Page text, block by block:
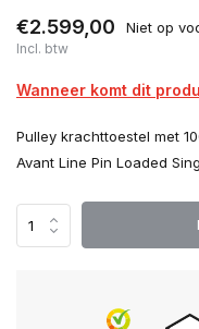
€2.599,00 Niet op
Incl. btw
Wanneer komt dit
Pulley krachttoestel met
Avant Line Pin Loaded